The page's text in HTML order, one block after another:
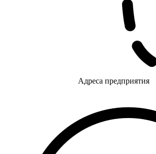
Адреса предприятия